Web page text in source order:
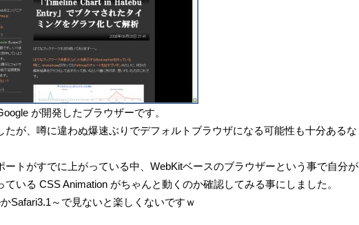
が開発したブラウザーです。
たが、噂に違わぬ爆速ぶりでデフォルトブラウザになる可能性も十分あるな
ートがすでに上がっている中、WebKitベースのブラウザーという事で自分が
ている CSS Animation がちゃんと動くのか確認してみる事にしました。
Safari3.1～で見ないと楽しくないですｗ